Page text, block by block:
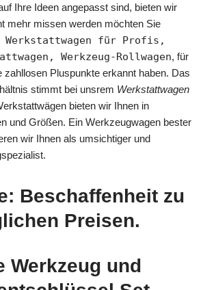
Ihre Ideen angepasst sind, bieten wir
mehr missen werden möchten Sie
Werkstattwagen für Profis,
Werkzeug-Rollwagen, für
zahllosen Pluspunkte erkannt haben. Das
stimmt bei unsrem Werkstattwagen
bieten wir Ihnen in
und Größen. Ein Werkzeugwagen bester
wir Ihnen als umsichtiger und
Beschaffenheit zu
Preisen.
Werkzeug und